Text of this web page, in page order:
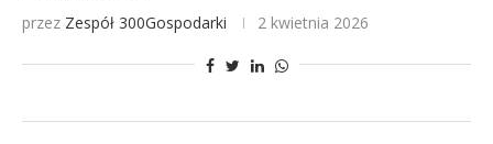
przez Zespół 300Gospodarki 2 kwietnia 2026